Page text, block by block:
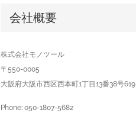
会社概要
株式会社モノツール
〒550-0005
大阪府大阪市西区西本町1丁目13番38号619
Phone: 050-1807-5682